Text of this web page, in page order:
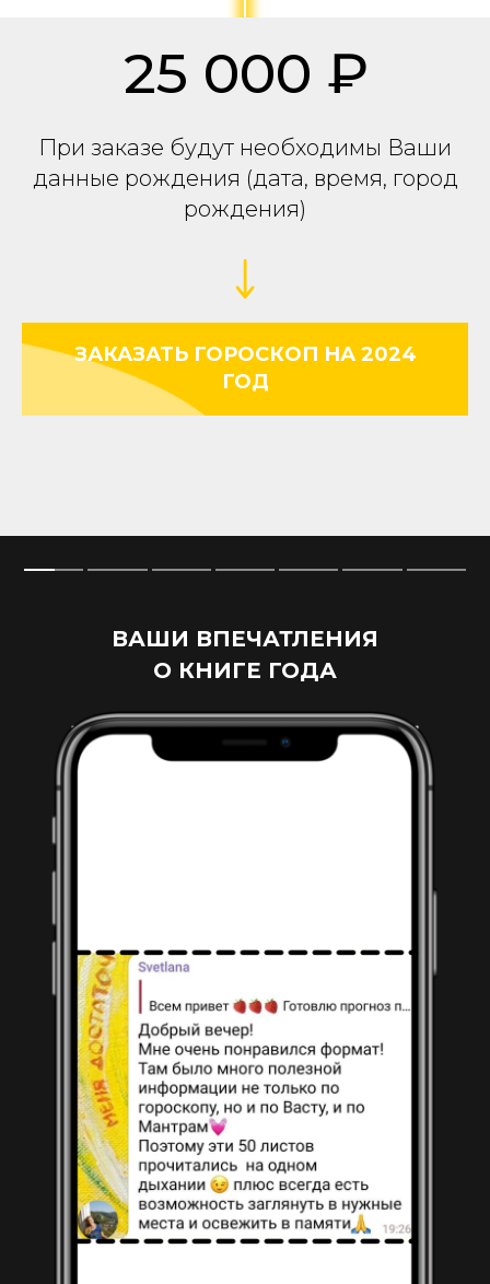
25 000 ₽
При заказе будут необходимы Ваши
данные рождения (дата, время, город
рождения)
ЗАКАЗАТЬ ГОРОСКОП НА 2024
ГОД
ВАШИ ВПЕЧАТЛЕНИЯ
О КНИГЕ ГОДА